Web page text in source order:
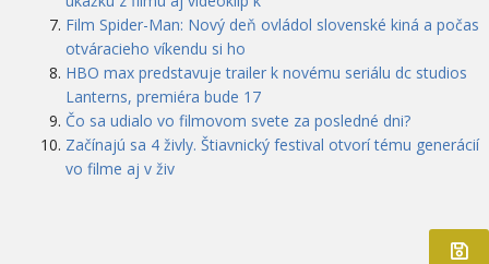
Film Spider-Man: Nový deň ovládol slovenské kiná a počas
otváracieho víkendu si ho
HBO max predstavuje trailer k novému seriálu dc studios
Lanterns, premiéra bude 17
Čo sa udialo vo filmovom svete za posledné dni?
Začínajú sa 4 živly. Štiavnický festival otvorí tému generácií
vo filme aj v živ